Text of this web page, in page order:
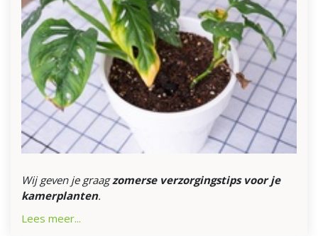
Wij geven je graagzomerse verzorgingstips voor je
kamerplanten.
Lees meer...